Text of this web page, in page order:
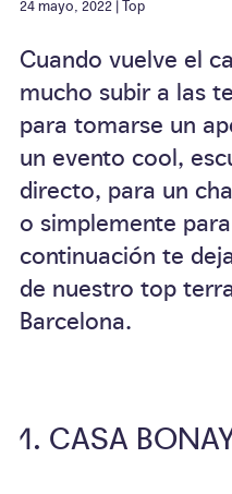
24 mayo, 2022 |Top
Cuando vuelve el
mucho subir a las
para tomarse un
un evento cool,
directo, para un
o simplemente
continuación te
de nuestro top
Barcelona.
CASA